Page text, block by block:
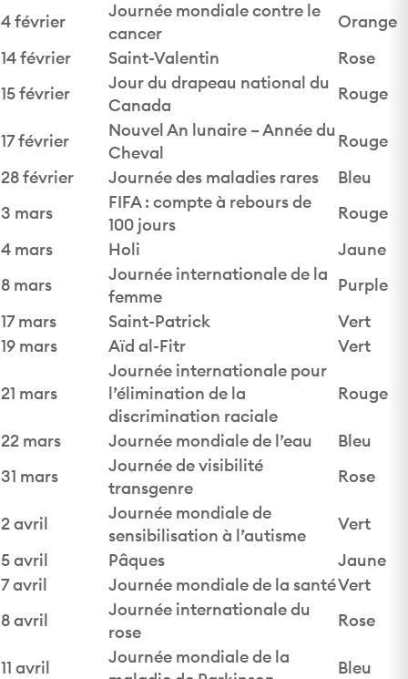
4 février
Journée mondiale contre le
cancer
Orange
14 février
Saint-Valentin
Rose
15 février
Jour du drapeau national du
Canada
Rouge
17 février
Nouvel An lunaire – Année du
Cheval
Rouge
28 février
Journée des maladies rares
Bleu
3 mars
FIFA : compte à rebours de
100 jours
Rouge
4 mars
Holi
Jaune
8 mars
Journée internationale de la
femme
Purple
17 mars
Saint-Patrick
Vert
19 mars
Aïd al-Fitr Vert
21 mars
Journée internationale pour
l’élimination de la
discrimination raciale
Rouge
22 mars Journée mondiale de l’eau
Bleu
31 mars
Journée de visibilité
transgenre
Rose
2 avril
Journée mondiale de
sensibilisation à l’autisme
Vert
5 avril
Pâques
Jaune
7 avril
Journée mondiale de la santéVert
8 avril
Journée internationale du
rose
Rose
11 avril
Journée mondiale de la
Bleu